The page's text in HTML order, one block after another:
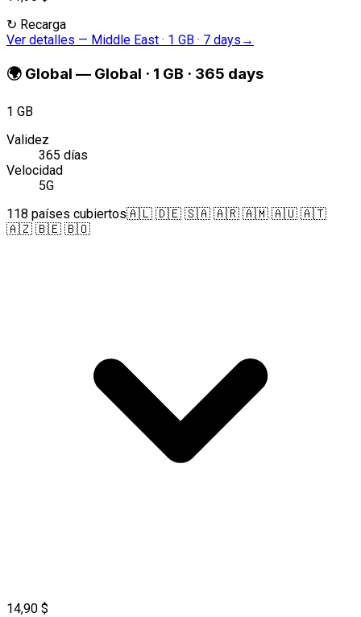
↻ Recarga
Ver detalles — Middle East · 1 GB · 7 days →
🌍 Global — Global · 1 GB · 365 days
1 GB
Validez
365 días
Velocidad
5G
118 países cubiertos🇦🇱 🇩🇪 🇸🇦 🇦🇷 🇦🇲 🇦🇺 🇦🇹
🇦🇿 🇧🇪 🇧🇴
14,90 $